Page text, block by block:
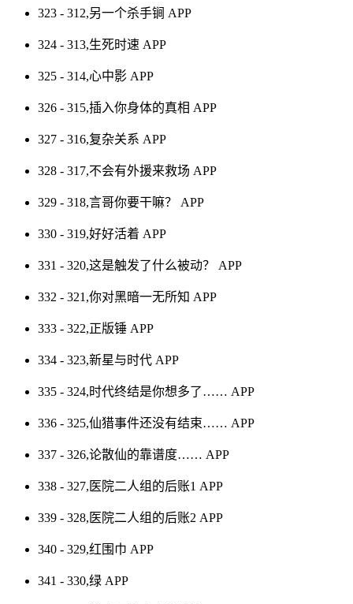
323 - 312,另一个杀手锏 APP
324 - 313,生死时速 APP
325 - 314,心中影 APP
326 - 315,插入你身体的真相 APP
327 - 316,复杂关系 APP
328 - 317,不会有外援来救场 APP
329 - 318,言哥你要干嘛？ APP
330 - 319,好好活着 APP
331 - 320,这是触发了什么被动？ APP
332 - 321,你对黑暗一无所知 APP
333 - 322,正版锤 APP
334 - 323,新星与时代 APP
335 - 324,时代终结是你想多了…… APP
336 - 325,仙猎事件还没有结束…… APP
337 - 326,论散仙的靠谱度…… APP
338 - 327,医院二人组的后账1 APP
339 - 328,医院二人组的后账2 APP
340 - 329,红围巾 APP
341 - 330,绿 APP